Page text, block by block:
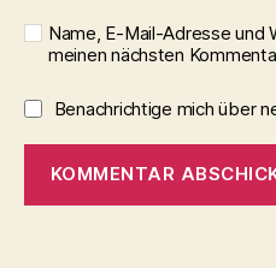
Name, E-Mail-Adresse und
meinen nächsten
Benachrichtige mich über